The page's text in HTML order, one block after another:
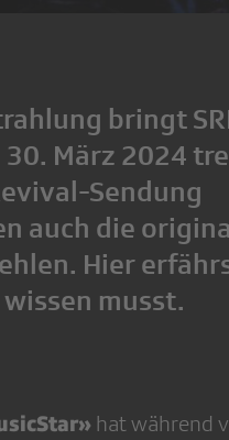
bringt
März 2024
Sendung
auch die
Hier
musst.
hat während